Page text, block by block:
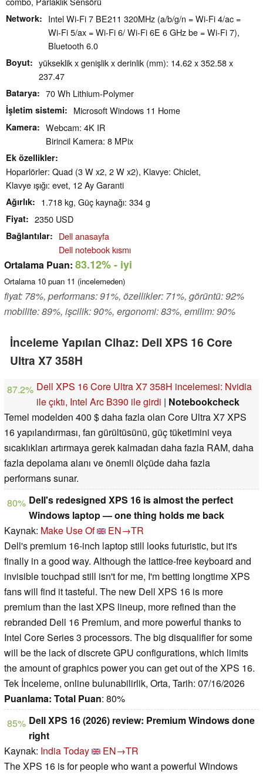
Network
Intel Wi-Fi 7 BE211 320MHz (a/b/g/n = Wi-Fi 4/ac =
Wi-Fi 5/ax = Wi-Fi 6/ Wi-Fi 6E 6 GHz be = Wi-Fi 7),
Bluetooth 6.0
Boyut
yükseklik x genişlik x derinlik (mm): 14.62 x 352.58 x
237.47
Batarya 70 Wh Lithium-Polymer
İşletim sistemi Microsoft Windows 11 Home
Kamera
Webcam: 4K IR
Birincil Kamera: 8 MPix
Ek özellikler
Hoparlörler: Quad (3 W x2, 2 W x2), Klavye: Chiclet,
Klavye ışığı: evet, 12 Ay Garanti
Ağırlık 1.718 kg, Güç kaynağı: 334 g
Fiyat 2350 USD
Bağlantılar
Dell anasayfa
Dell notebook kısmı
Ortalama Puan: 83.12%- iyi
Ortalama 10 puan 11 (incelemeden)
fiyat: 78%, performans: 91%, özellikler: 71%, görüntü: 92%
mobilite: 89%, işcilik: 90%, ergonomi: 83%, emilim: 90%
İnceleme Yapılan Cihaz: Dell XPS 16 Core
Ultra X7 358H
87.2% Dell XPS 16 Core Ultra X7 358H incelemesi: Nvidia
ile çıktı, Intel Arc B390 ile girdi | Notebookcheck
Temel modelden 400 $ daha fazla olan Core Ultra X7 XPS
16 yapılandırması, fan gürültüsünü, güç tüketimini veya
sıcaklıkları artırmaya gerek kalmadan daha fazla RAM, daha
fazla depolama alanı ve önemli ölçüde daha fazla
performans sunar.
80% Dell's redesigned XPS 16 is almost the perfect
Windows laptop — one thing holds me back
Kaynak: Make Use Of
EN→TR
Dell's premium 16-inch laptop still looks futuristic, but it's
finally in a good way. Although the lattice-free keyboard and
invisible touchpad still isn't for me, I'm betting longtime XPS
fans will find it tasteful. The new Dell XPS 16 is more
premium than the last XPS lineup, more refined than the
rebranded Dell 16 Premium, and more powerful thanks to
Intel Core Series 3 processors. The big disqualifier for some
will be the lack of discrete GPU configurations, which limits
the amount of graphics power you can get out of the XPS 16.
Tek İnceleme, online bulunabilirlik, Orta, Tarih: 07/16/2026
Puanlama: Total Puan: 80%
85% Dell XPS 16 (2026) review: Premium Windows done
right
Kaynak: India Today
EN→TR
The XPS 16 is for people who want a powerful Windows